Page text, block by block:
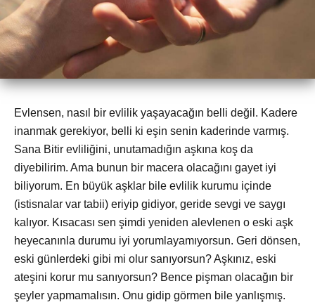
Evlensen, nasıl bir evlilik yaşayacağın belli değil. Kadere
inanmak gerekiyor, belli ki eşin senin kaderinde varmış.
Sana Bitir evliliğini, unutamadığın aşkına koş da
diyebilirim. Ama bunun bir macera olacağını gayet iyi
biliyorum. En büyük aşklar bile evlilik kurumu içinde
(istisnalar var tabii) eriyip gidiyor, geride sevgi ve saygı
kalıyor. Kısacası sen şimdi yeniden alevlenen o eski aşk
heyecanınla durumu iyi yorumlayamıyorsun. Geri dönsen,
eski günlerdeki gibi mi olur sanıyorsun? Aşkınız, eski
ateşini korur mu sanıyorsun? Bence pişman olacağın bir
şeyler yapmamalısın. Onu gidip görmen bile yanlışmış.